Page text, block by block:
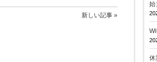
新しい記事 »
始
休